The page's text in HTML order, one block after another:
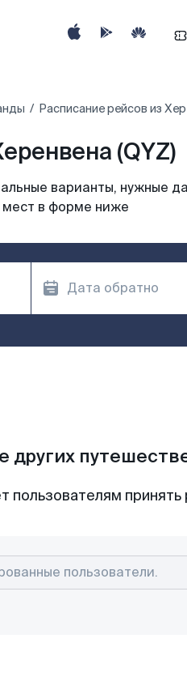
Расписание рейсов из
(QYZ)
варианты, нужные
мест в форме ниже
других